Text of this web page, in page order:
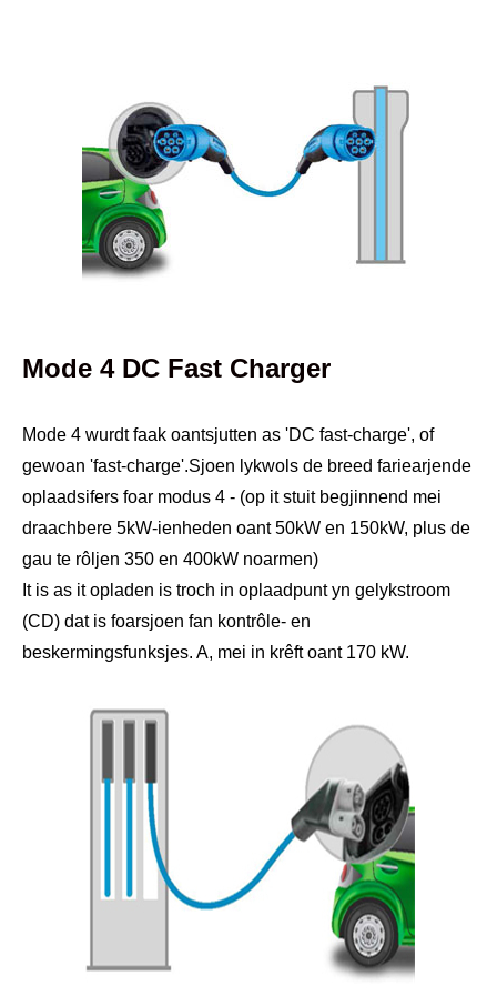
Mode 4 DC Fast Charger
Mode 4 wurdt faak oantsjutten as 'DC fast-charge', of
gewoan 'fast-charge'.Sjoen lykwols de breed fariearjende
oplaadsifers foar modus 4 - (op it stuit begjinnend mei
draachbere 5kW-ienheden oant 50kW en 150kW, plus de
gau te rôljen 350 en 400kW noarmen)
It is as it opladen is troch in oplaadpunt yn gelykstroom
(CD) dat is foarsjoen fan kontrôle- en
beskermingsfunksjes. A, mei in krêft oant 170 kW.